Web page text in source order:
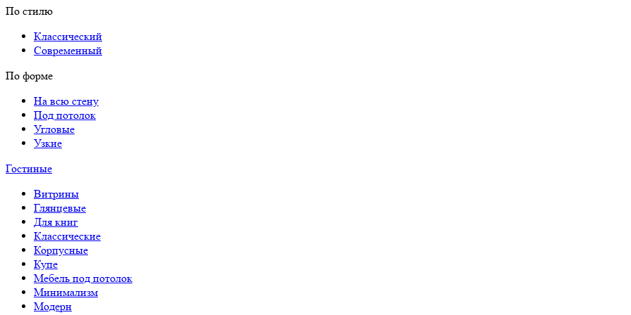
По стилю
Классический
Современный
По форме
На всю стену
Под потолок
Угловые
Узкие
Гостиные
Витрины
Глянцевые
Для книг
Классические
Корпусные
Купе
Мебель под потолок
Минимализм
Модерн